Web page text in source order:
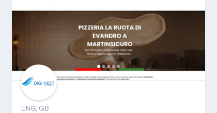
ENG, GB